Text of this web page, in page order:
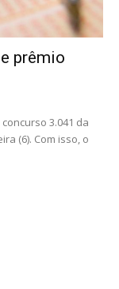
prêmio
3.041 da
(6). Com isso, o